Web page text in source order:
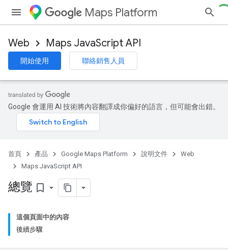
Maps Platform
Web Maps JavaScript API
開始使用 聯絡銷售人員
Google 會運用 AI 技術將內容翻譯成你偏好的語言，但可能會出錯。
首頁 產品 Google Maps Platform 說明文件
Web
Maps JavaScript API
總覽 bookmark_border
這個頁面中的內容
後續步驟